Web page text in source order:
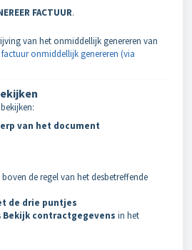
FACTUUR.
van het onmiddellijk genereren van
factuur onmiddellijk genereren (via
van het document
de regel van het desbetreffende
de drie puntjes
Bekijk contractgegevens in het